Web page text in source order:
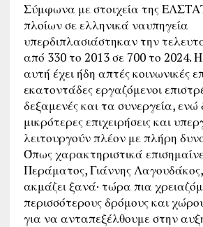
Σύμφωνα με στοιχεία της
πλοίων σε ελληνικά ναυπηγεία
υπερδιπλασιάστηκαν την
από 330 το 2013 σε 700 το 2024.
αυτή έχει ήδη απτές κοινωνικές
εκατοντάδες εργαζόμενοι
δεξαμενές και τα συνεργεία, ενώ
μικρότερες επιχειρήσεις και
λειτουργούν πλέον με πλήρη
Όπως χαρακτηριστικά
Περάματος, Γιάννης
ακμάζει ξανά· τώρα πια
περισσότερους δρόμους και
για να ανταπεξέλθουμε στην